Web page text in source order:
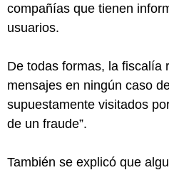
compañías que tienen
usuarios.
De todas formas, la fiscalía
mensajes en ningún caso
supuestamente visitados
de un fraude”.
También se explicó que